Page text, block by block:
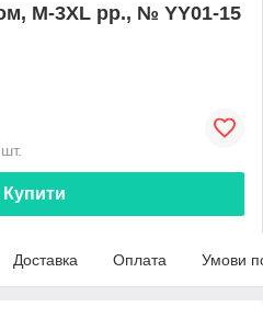
M-3XL рр., № YY01-15
Купити
Доставка Оплата Умови